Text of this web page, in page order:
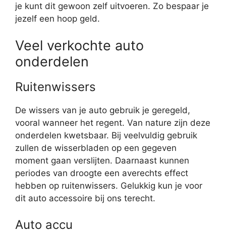
je kunt dit gewoon zelf uitvoeren. Zo bespaar je
jezelf een hoop geld.
Veel verkochte auto
onderdelen
Ruitenwissers
De wissers van je auto gebruik je geregeld,
vooral wanneer het regent. Van nature zijn deze
onderdelen kwetsbaar. Bij veelvuldig gebruik
zullen de wisserbladen op een gegeven
moment gaan verslijten. Daarnaast kunnen
periodes van droogte een averechts effect
hebben op ruitenwissers. Gelukkig kun je voor
dit auto accessoire bij ons terecht.
Auto accu